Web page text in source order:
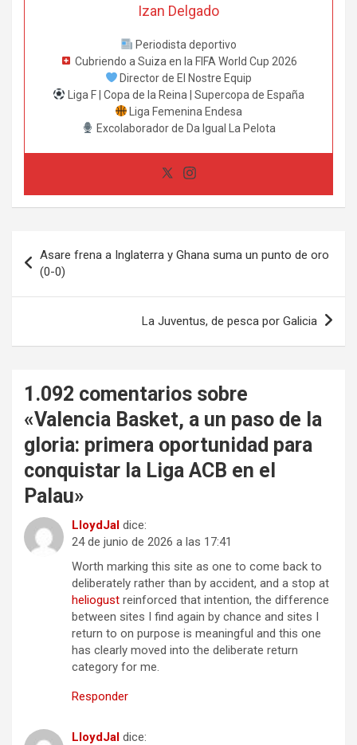
Izan Delgado
Periodista deportivo
Cubriendo a Suiza en la FIFA World Cup 2026
Director de El Nostre Equip
Liga F | Copa de la Reina | Supercopa de España
Liga Femenina Endesa
Excolaborador de Da Igual La Pelota
de
entradas
Asare frena a Inglaterra y Ghana suma un punto de oro
(0-0)
La Juventus, de pesca por Galicia
1.092 comentarios sobre
«Valencia Basket, a un paso de la
gloria: primera oportunidad para
conquistar la Liga ACB en el
Palau»
LloydJal dice:
24 de junio de 2026 a las 17:41
Worth marking this site as one to come back to
deliberately rather than by accident, and a stop at
heliogust reinforced that intention, the difference
between sites I find again by chance and sites I
return to on purpose is meaningful and this one
has clearly moved into the deliberate return
category for me.
Responder
LloydJal dice: